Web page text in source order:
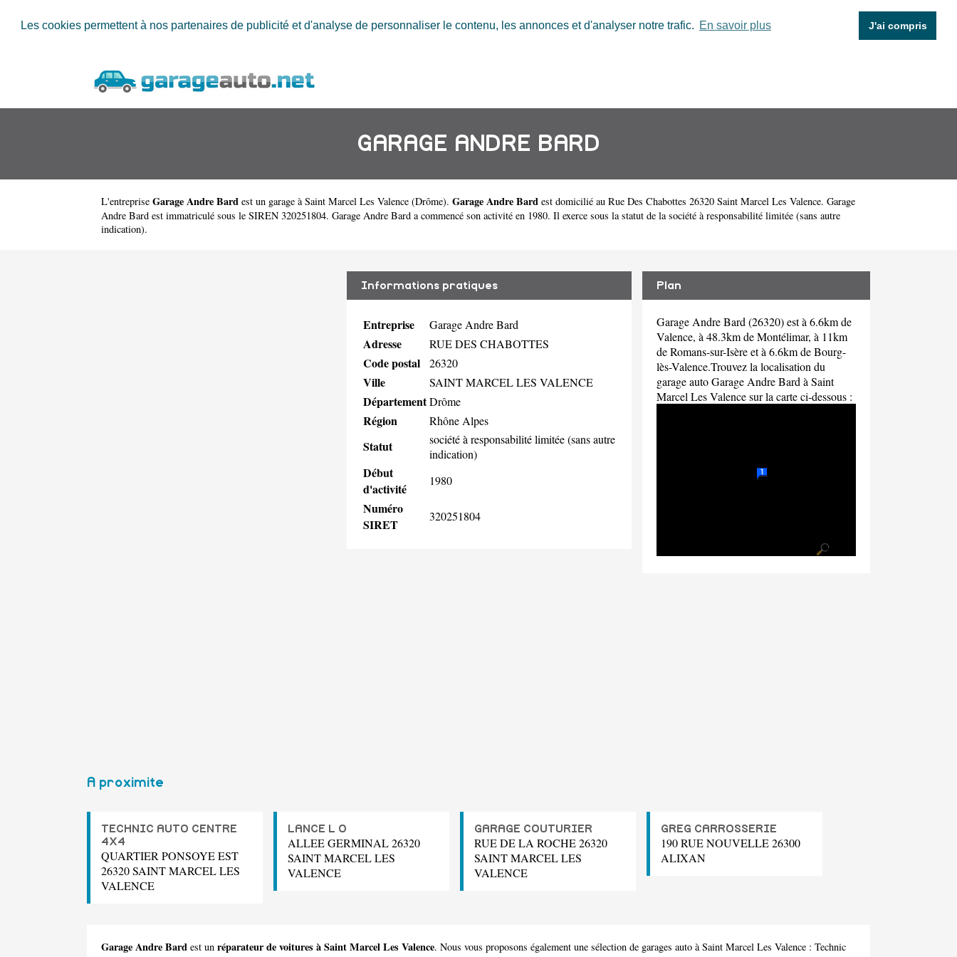
Les cookies permettent à nos partenaires de publicité et d'analyse de personnaliser le contenu, les annonces et d'analyser notre trafic. En savoir plus J'ai compris
GARAGE ANDRE BARD
L'entreprise Garage Andre Bard est un garage à Saint Marcel Les Valence (Drôme). Garage Andre Bard est domicilié au Rue Des Chabottes 26320 Saint Marcel Les Valence. Garage
Andre Bard est immatriculé sous le SIREN 320251804. Garage Andre Bard a commencé son activité en 1980. Il exerce sous la statut de la société à responsabilité limitée (sans autre
indication).
Informations pratiques
Entreprise Garage Andre Bard
Adresse RUE DES CHABOTTES
Code postal 26320
Ville SAINT MARCEL LES VALENCE
DépartementDrôme
Région Rhône Alpes
Statut
société à responsabilité limitée (sans autre
indication)
Début
d'activité
1980
Numéro
SIRET
320251804
Plan
Garage Andre Bard (26320) est à 6.6km de
Valence, à 48.3km de Montélimar, à 11km
de Romans-sur-Isère et à 6.6km de Bourg-
lès-Valence.Trouvez la localisation du
garage auto Garage Andre Bard à Saint
Marcel Les Valence sur la carte ci-dessous :
A proximite
TECHNIC AUTO CENTRE
4X4
QUARTIER PONSOYE EST
26320 SAINT MARCEL LES
VALENCE
LANCE L O
ALLEE GERMINAL 26320
SAINT MARCEL LES
VALENCE
GARAGE COUTURIER
RUE DE LA ROCHE 26320
SAINT MARCEL LES
VALENCE
GREG CARROSSERIE
190 RUE NOUVELLE 26300
ALIXAN
Garage Andre Bard est un réparateur de voitures à Saint Marcel Les Valence. Nous vous proposons également une sélection de garages auto à Saint Marcel Les Valence : Technic